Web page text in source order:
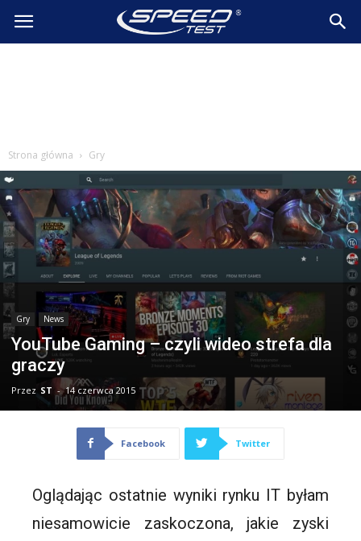
SpeedTest.pl
Strona główna Gry
Gry News
YouTube Gaming – czyli wideo strefa dla
graczy
Przez ST - 14 czerwca 2015
Facebook Twitter
Oglądając ostatnie wyniki rynku IT byłam
niesamowicie zaskoczona, jakie zyski